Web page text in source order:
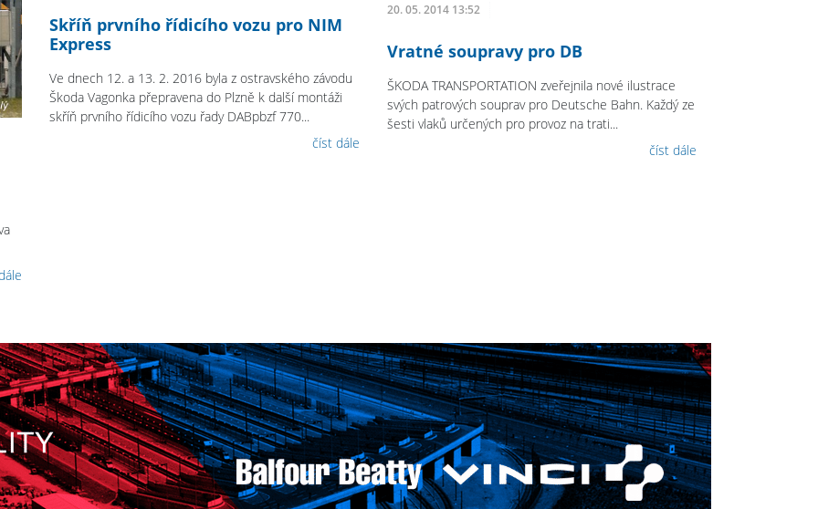
Skříň prvního řídicího vozu pro NIM
Express
Ve dnech 12. a 13. 2. 2016 byla z ostravského závodu
Škoda Vagonka přepravena do Plzně k další montáži
skříň prvního řídicího vozu řady DABpbzf 770...
číst dále
20. 05. 2014 13:52
Vratné soupravy pro DB
ŠKODA TRANSPORTATION zveřejnila nové ilustrace
svých patrových souprav pro Deutsche Bahn. Každý ze
šesti vlaků určených pro provoz na trati...
číst dále